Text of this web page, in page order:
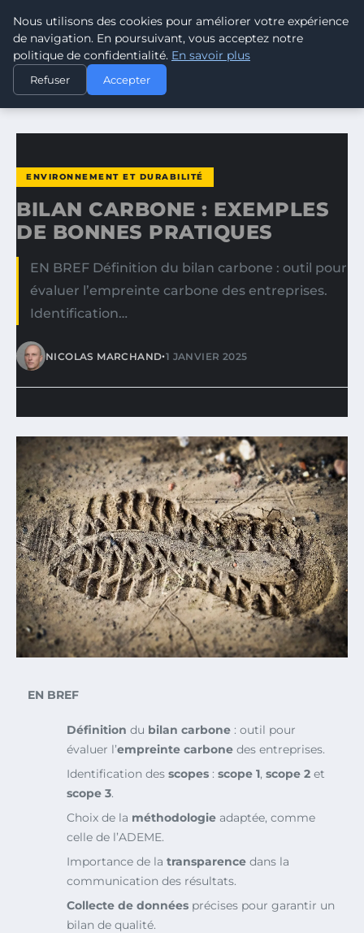
CLIMATE RESPONSE BLOG
ACCUEIL
ENVIRONNEMENT ET DURABILITÉ
BILAN CARBONE : EXEMPLES DE BONNES PRATIQUES
ENVIRONNEMENT ET DURABILITÉ
BILAN CARBONE : EXEMPLES
DE BONNES PRATIQUES
EN BREF Définition du bilan carbone : outil pour
évaluer l’empreinte carbone des entreprises.
Identification…
NICOLAS MARCHAND•1 JANVIER 2025
EN BREF
Définition du bilan carbone : outil pour
évaluer l’empreinte carbone des entreprises.
Identification des scopes : scope 1, scope 2 et
scope 3.
Choix de la méthodologie adaptée, comme
celle de l’ADEME.
Importance de la transparence dans la
communication des résultats.
Collecte de données précises pour garantir un
bilan de qualité.
Nous utilisons des cookies pour améliorer votre expérience
de navigation. En poursuivant, vous acceptez notre
politique de confidentialité. En savoir plus
Refuser Accepter